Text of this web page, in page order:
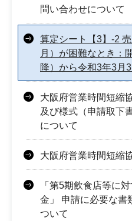
問い合わせについて
算定シート【3】-2
月）が困難なとき：
降）から令和3年3月
大阪府営業時間短縮
及び様式（申請取下
について
大阪府営業時間短縮
「第5期飲食店等に
金」 申請に必要な書
ついて